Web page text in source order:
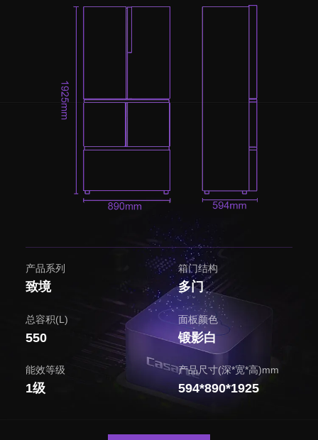
产品系列
致境
箱门结构
多门
总容积(L)
550
面板颜色
锻影白
能效等级
1级
产品尺寸(深*宽*高)mm
594*890*1925